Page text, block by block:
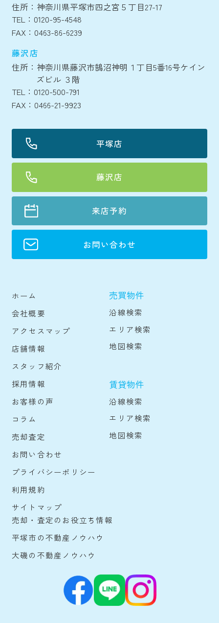
住所：神奈川県平塚市四之宮５丁目27-17
TEL：0120-95-4548
FAX：0463-86-6239
藤沢店
住所：神奈川県藤沢市鵠沼神明１丁目5番16号ケイン
ズビル ３階
TEL：0120-500-791
FAX：0466-21-9923
平塚店
藤沢店
来店予約
お問い合わせ
ホーム
会社概要
アクセスマップ
店舗情報
スタッフ紹介
採用情報
お客様の声
コラム
売却査定
お問い合わせ
プライバシーポリシー
利用規約
サイトマップ
売買物件
沿線検索
エリア検索
地図検索
賃貸物件
沿線検索
エリア検索
地図検索
売却・査定のお役立ち情報
平塚市の不動産ノウハウ
大磯の不動産ノウハウ